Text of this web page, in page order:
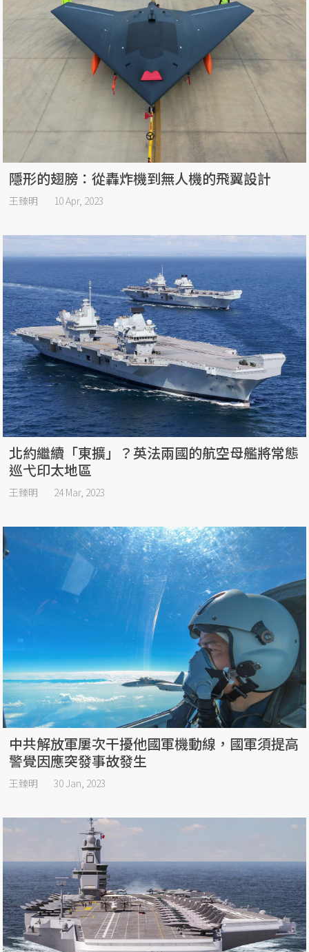
隱形的翅膀：從轟炸機到無人機的飛翼設計
王臻明 10 Apr, 2023
北約繼續「東擴」？英法兩國的航空母艦將常態
巡弋印太地區
王臻明 24 Mar, 2023
中共解放軍屢次干擾他國軍機動線，國軍須提高
警覺因應突發事故發生
王臻明 30 Jan, 2023